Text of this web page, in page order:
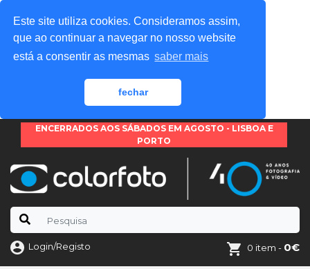
Este site utiliza cookies. Consideramos assim,
que ao continuar a navegar no nosso website
está a consentir as mesmas saber mais
fechar
ENCERRADOS AOS SÁBADOS EM AGOSTO - LISBOA E
PORTO
Login/Registo 0 item - 0€